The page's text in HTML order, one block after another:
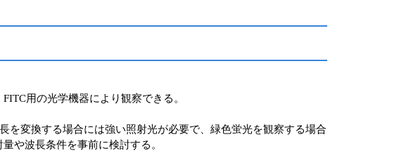
用の光学機器により観察できる。
を変換する場合には強い照射光が必要で、緑色蛍光を観察する場合
や波長条件を事前に検討する。